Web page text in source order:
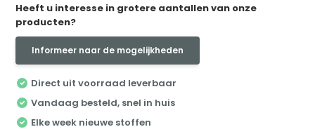
Heeft u interesse in grotere aantallen van onze
producten?
Informeer naar de mogelijkheden
Direct uit voorraad leverbaar
Vandaag besteld, snel in huis
Elke week nieuwe stoffen